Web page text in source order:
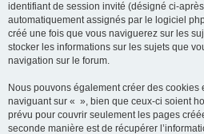
identifiant de session invité (désigné ci-
automatiquement assignés par le logiciel
créé une fois que vous naviguerez sur les
stocker les informations sur les sujets que
navigation sur le forum.
Nous pouvons également créer des
naviguant sur « », bien que ceux-ci soient
prévu pour couvrir seulement les pages
seconde manière est de récupérer